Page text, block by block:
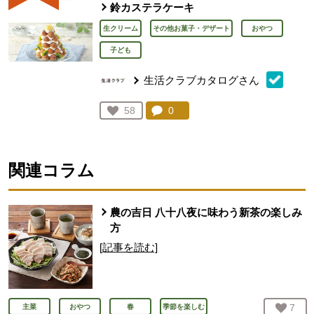
鈴カステラケーキ
生クリーム その他お菓子・デザート おやつ
子ども
生活クラブカタログさん
お気に入り登録：
58
人が登録
コメント：
0
関連コラム
農の吉日 八十八夜に味わう新茶の楽しみ
方
[記事を読む]
主菜 おやつ 春 季節を楽しむ お気
7